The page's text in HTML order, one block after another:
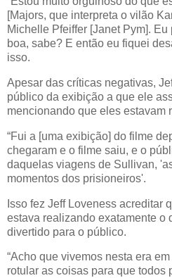
[Majors, que interpreta o vilão
Michelle Pfeiffer [Janet Pym].
boa, sabe? E então eu fiquei
isso.
Apesar das críticas negativas,
público da exibição a que ele
mencionando que eles estavam
“Fui a [uma exibição] do filme
chegaram e o filme saiu, e o
daquelas viagens de Sullivan,
momentos dos prisioneiros'.
Isso fez Jeff Loveness acreditar
estava realizando exatamente o
divertido para o público.
“Acho que vivemos nesta era
rotular as coisas para que todos